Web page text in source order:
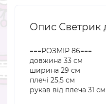
Опис Светрик
===РОЗМІР 86===
довжина 33 см
ширина 29 см
плечі 25,5 см
рукав від плеча 31 см